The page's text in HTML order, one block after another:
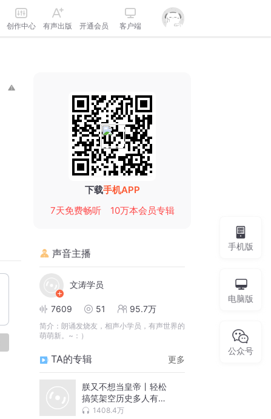
创作中心 有声出版 开通会员 客户端
下载手机APP
7天免费畅听
10万本会员专辑
声音主播
文涛学员
7609 51 95.7万
简介： 朗诵发烧友，相声小学员，有声世界的
萌萌新。~：）
TA的专辑 更多
朕又不想当皇帝丨轻松
搞笑架空历史多人有声
剧 1408.4万
手机版
电脑版
公众号